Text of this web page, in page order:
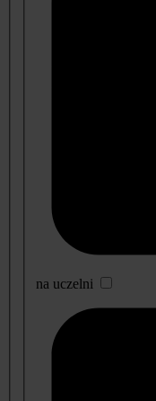
na uczelni